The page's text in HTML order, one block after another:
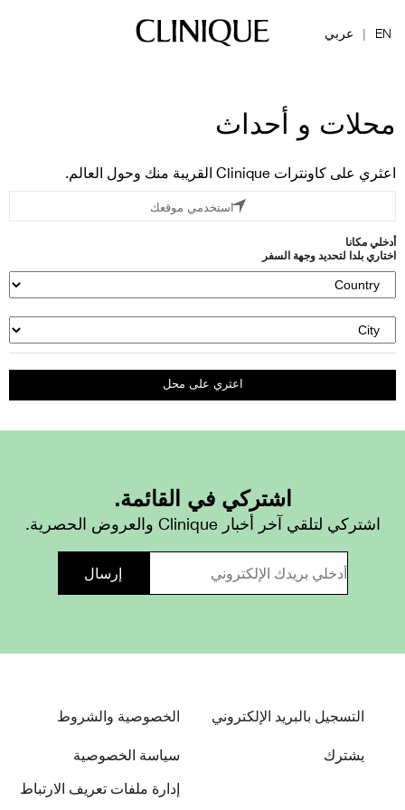
EN
| عربي
محلات و أحداث
اعثري على كاونترات Clinique القريبة منك وحول العالم.
استخدمي موقعك
أدخلي مكانا
اختاري بلدا لتحديد وجهة السفر
اعثري على محل
اشتركي في القائمة.
اشتركي لتلقي آخر أخبار Clinique والعروض الحصرية.
التسجيل بالبريد الإلكتروني
يشترك
الخصوصية والشروط
سياسة الخصوصية
إدارة ملفات تعريف الارتباط